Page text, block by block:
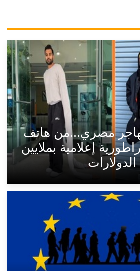
مصري...من هاتف
إعلامية بملايين
الدولارات